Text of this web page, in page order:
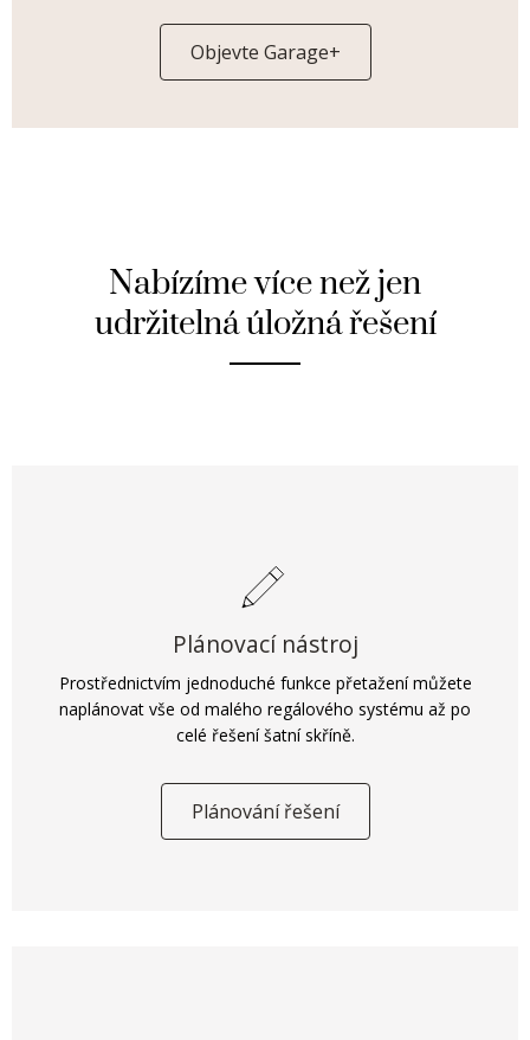
Objevte Garage+
Nabízíme více než jen
udržitelná úložná řešení
Plánovací nástroj
Prostřednictvím jednoduché funkce přetažení můžete
naplánovat vše od malého regálového systému až po
celé řešení šatní skříně.
Plánování řešení